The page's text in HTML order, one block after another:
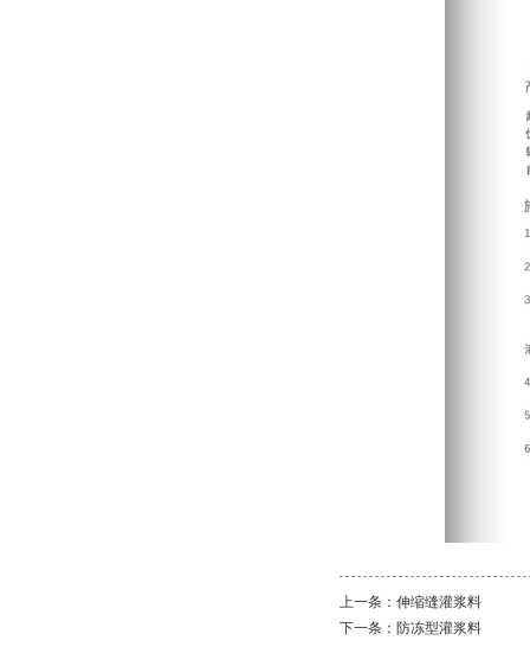
上一条： 伸缩缝灌浆料
下一条： 防冻型灌浆料